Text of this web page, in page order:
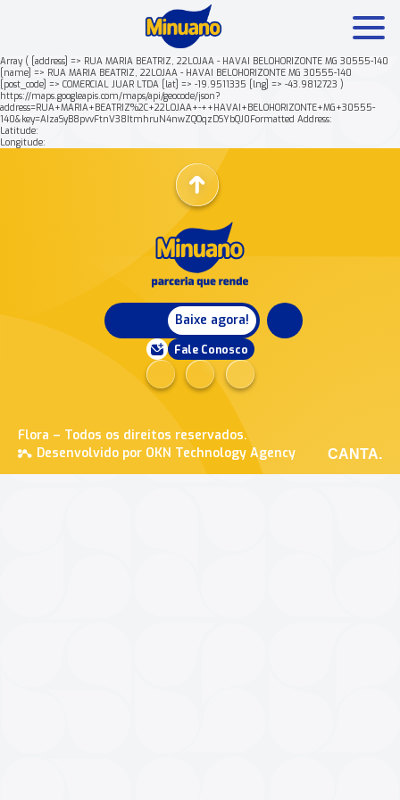
Array ( [address] => RUA MARIA BEATRIZ, 22LOJAA - HAVAI BELOHORIZONTE MG 30555-140
[name] => RUA MARIA BEATRIZ, 22LOJAA - HAVAI BELOHORIZONTE MG 30555-140
[post_code] => COMERCIAL JUAR LTDA [lat] => -19.9511335 [lng] => -43.9812723 )
https://maps.googleapis.com/maps/api/geocode/json?
address=RUA+MARIA+BEATRIZ%2C+22LOJAA+-++HAVAI+BELOHORIZONTE+MG+30555-
140&key=AIzaSyB8pvvFtnV38ItmhruN4nwZQOqzDSYbQJ0Formatted Address:
Latitude:
Longitude:
Baixe agora!
Fale Conosco
Flora – Todos os direitos reservados.
Desenvolvido por OKN Technology Agency
CANTA.
Mais buscados: Produtos Minuano Rende +
Nossa história